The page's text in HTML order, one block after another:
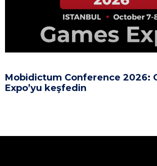
Mobidictum Conference 2026:
Expo’yu keşfedin